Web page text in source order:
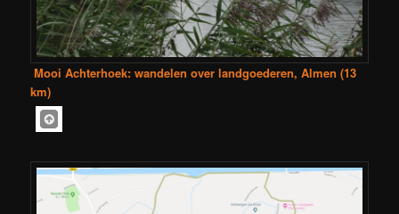
Mooi Achterhoek: wandelen over landgoederen, Almen (13
km)